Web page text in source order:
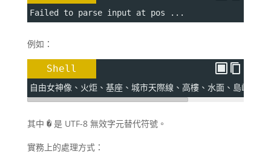
Failed to parse input at pos ...
例如：
Shell
自由女神像、火炬、基座、城市天際線、高樓、水面、島嶼、樹
其中 �是 UTF-8 無效字元替代符號。
實務上的處理方式：